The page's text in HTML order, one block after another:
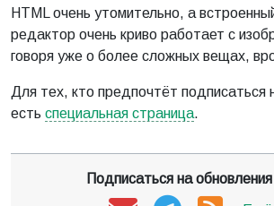
HTML очень утомительно, а
редактор очень криво работает с
говоря уже о более сложных вещах,
Для тех, кто предпочтёт подписаться
есть специальная страница.
Подписаться на обновления